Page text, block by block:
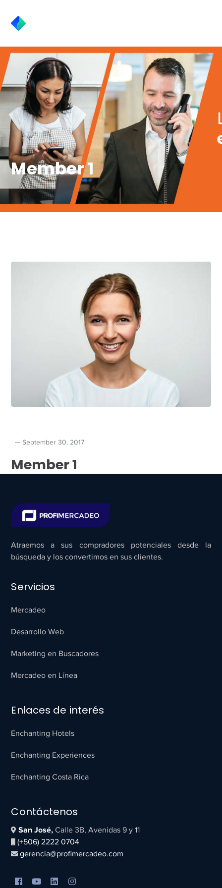
Member 1
September 30, 2017
Member 1
Atraemos a sus compradores potenciales desde la
búsqueda y los convertimos en sus clientes.
Servicios
Mercadeo
Desarrollo Web
Marketing en Buscadores
Mercadeo en Línea
Enlaces de interés
Enchanting Hotels
Enchanting Experiences
Enchanting Costa Rica
Contáctenos
San José,Calle 3B, Avenidas 9 y 11
(+506) 2222 0704
gerencia@profimercadeo.com